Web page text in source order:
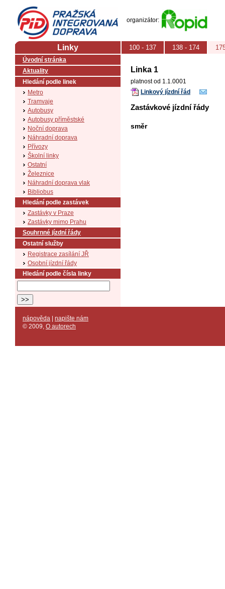
PID (Pražská integrovaná doprava)
organizátor:
Linka 1
platnost od 1.1.0001
Linkový jízdní řád
Zastávkové jízdní řády
směr
Úvodní stránka
Aktuality
Hledání podle linek
Metro
Tramvaje
Autobusy
Autobusy příměstské
Noční doprava
Náhradní doprava
Přívozy
Školní linky
Ostatní
Železnice
Náhradní doprava vlak
Bibliobus
Hledání podle zastávek
Zastávky v Praze
Zastávky mimo Prahu
Souhrnné jízdní řády
Ostatní služby
Registrace zasílání JŘ
Osobní jízdní řády
Hledání podle čísla linky
Linky 100 - 137 138 - 174
nápověda
napište nám
© 2009, O autorech